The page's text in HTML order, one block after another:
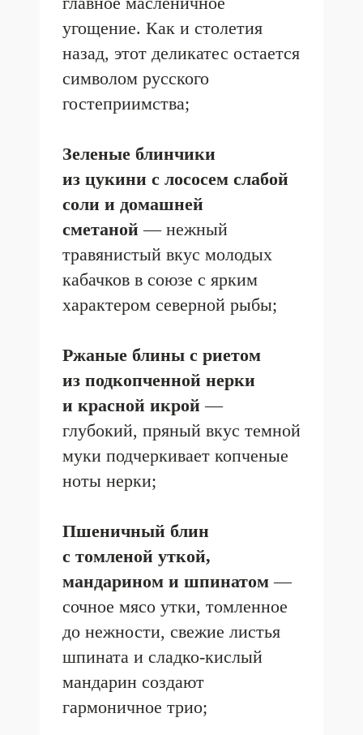
зелени и морской бриз.
Средиземноморское
традициях;
с мандаринами
тонкое кружево блинов,
соусом, тает вместе
с шариком домашнего
Воздушные мини блинчики
под ванильным заварным
первые весенние облака,
ягодами;
Шоколадные блины
с пьяной вишней —
насыщенный какао оттеняет
сочные ягоды в коньячной
карамели, а крем «сметанник»
слои невесомых блинчиков
и воздушного мусса
маскарпоне с нотками кофе
создают десерт, достойный
Советуем с крепким черным
чаем и хорошей компанией.